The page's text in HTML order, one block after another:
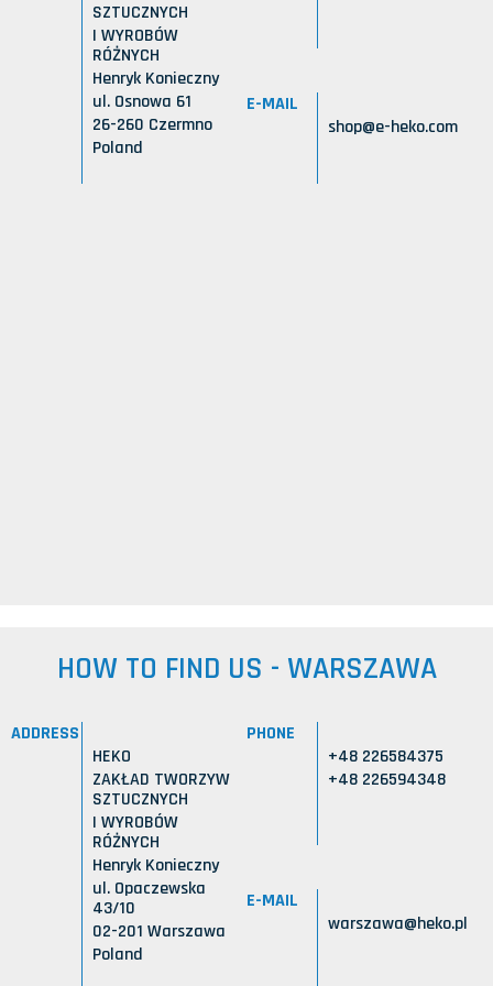
SZTUCZNYCH
I WYROBÓW
RÓŻNYCH
Henryk Konieczny
ul. Osnowa 61
26-260 Czermno
Poland
E-MAIL
shop@e-heko.com
HOW TO FIND US - WARSZAWA
ADDRESS
HEKO
ZAKŁAD TWORZYW
SZTUCZNYCH
I WYROBÓW
RÓŻNYCH
Henryk Konieczny
ul. Opaczewska
43/10
02-201 Warszawa
Poland
PHONE
+48 226584375
+48 226594348
E-MAIL
warszawa@heko.pl